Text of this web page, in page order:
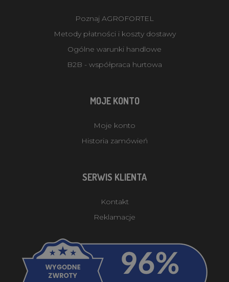
Poznaj AGROFORTEL
Metody płatności i koszty dostawy
Ogólne warunki handlowe
B2B - współpraca hurtowa
MOJE KONTO
Moje konto
Historia zamówień
SERWIS KLIENTA
Kontakt
Reklamacje